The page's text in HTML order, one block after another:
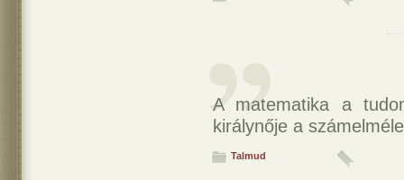
A matematika a
királynője a
Talmud